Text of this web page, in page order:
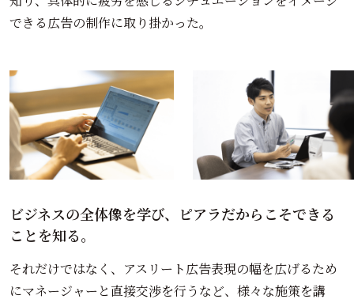
できる広告の制作に取り掛かった。
ビジネスの全体像を学び、ピアラだからこそできる
ことを知る。
それだけではなく、アスリート広告表現の幅を広げるため
にマネージャーと直接交渉を行うなど、様々な施策を講